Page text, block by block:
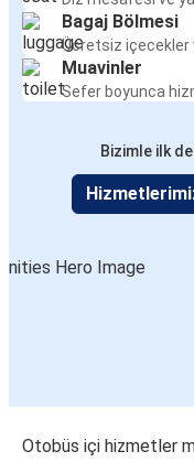
Bagaj Bölmesi
Ücretsiz içecekler
Muavinler
Sefer boyunca
Bizimle ilk
Otobüs içi hizmetler